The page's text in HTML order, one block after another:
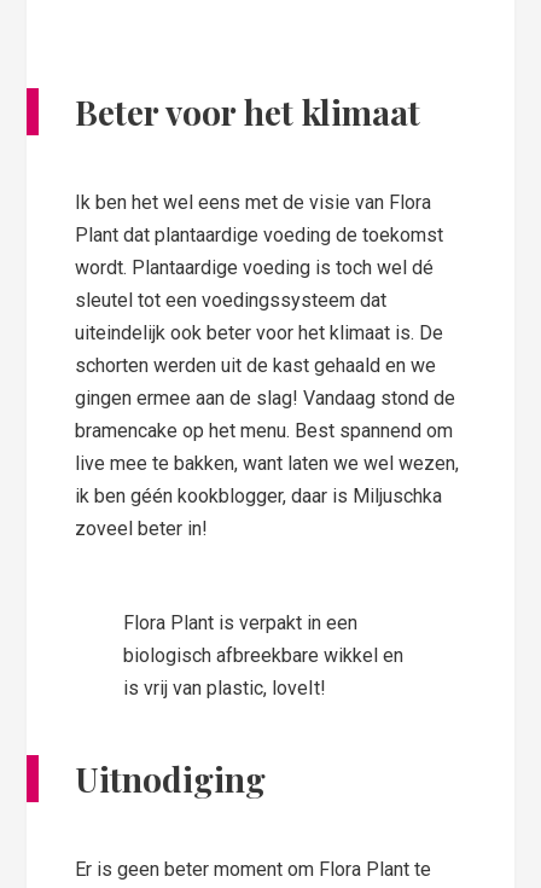
Beter voor het klimaat
Ik ben het wel eens met de visie van Flora
Plant dat plantaardige voeding de toekomst
wordt. Plantaardige voeding is toch wel dé
sleutel tot een voedingssysteem dat
uiteindelijk ook beter voor het klimaat is. De
schorten werden uit de kast gehaald en we
gingen ermee aan de slag! Vandaag stond de
bramencake op het menu. Best spannend om
live mee te bakken, want laten we wel wezen,
ik ben géén kookblogger, daar is Miljuschka
zoveel beter in!
Flora Plant is verpakt in een
biologisch afbreekbare wikkel en
is vrij van plastic, loveIt!
Uitnodiging
Er is geen beter moment om Flora Plant te